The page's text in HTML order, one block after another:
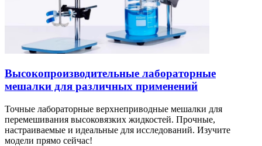
Высокопроизводительные лабораторные
мешалки для различных применений
Точные лабораторные верхнеприводные мешалки для
перемешивания высоковязких жидкостей. Прочные,
настраиваемые и идеальные для исследований. Изучите
модели прямо сейчас!